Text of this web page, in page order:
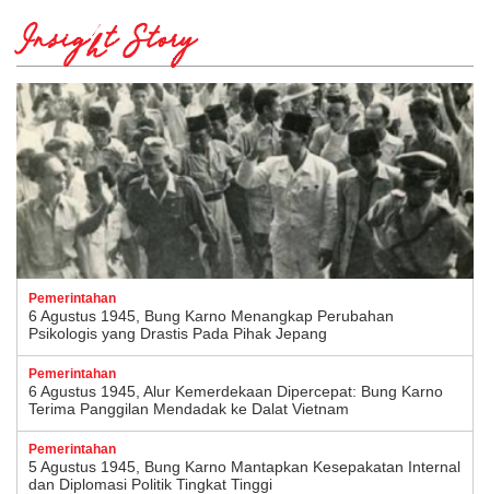
Insight Story
Pemerintahan
6 Agustus 1945, Bung Karno Menangkap Perubahan
Psikologis yang Drastis Pada Pihak Jepang
Pemerintahan
6 Agustus 1945, Alur Kemerdekaan Dipercepat: Bung Karno
Terima Panggilan Mendadak ke Dalat Vietnam
Pemerintahan
5 Agustus 1945, Bung Karno Mantapkan Kesepakatan Internal
dan Diplomasi Politik Tingkat Tinggi